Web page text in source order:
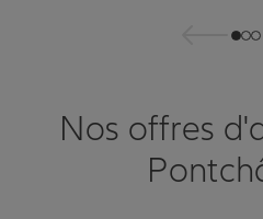
Nos offres